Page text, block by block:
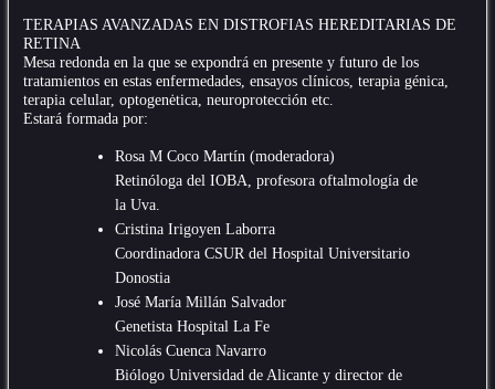
TERAPIAS AVANZADAS EN DISTROFIAS HEREDITARIAS DE
RETINA
Mesa redonda en la que se expondrá en presente y futuro de los
tratamientos en estas enfermedades, ensayos clínicos, terapia génica,
terapia celular, optogenėtica, neuroprotección etc.
Estará formada por:
Rosa M Coco Martín (moderadora)
Retinóloga del IOBA, profesora oftalmología de
la Uva.
Cristina Irigoyen Laborra
Coordinadora CSUR del Hospital Universitario
Donostia
José María Millán Salvador
Genetista Hospital La Fe
Nicolás Cuenca Navarro
Biólogo Universidad de Alicante y director de